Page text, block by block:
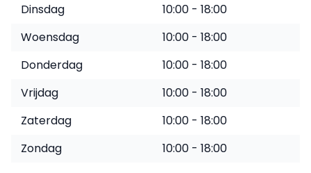
Dinsdag
10:00 - 18:00
Woensdag
10:00 - 18:00
Donderdag
10:00 - 18:00
Vrijdag
10:00 - 18:00
Zaterdag
10:00 - 18:00
Zondag
10:00 - 18:00